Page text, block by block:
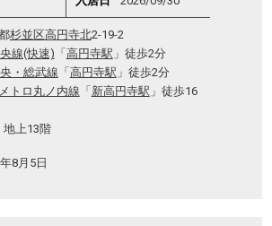
杉並区高円寺北2-19-2
線(快速) 「 高円寺駅 」徒歩2分
・総武線 「 高円寺駅 」徒歩2分
トロ丸ノ内線 「 新高円寺駅 」徒歩16
地上13階
8月5日